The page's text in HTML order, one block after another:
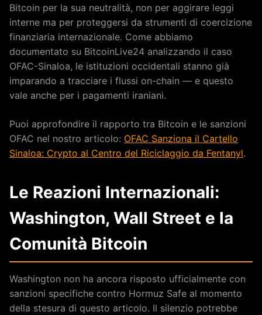
Bitcoin per la sua neutralità, non per aggirare leggi
interne ma per proteggersi da strumenti di coercizione
finanziaria internazionale. Come abbiamo
documentato su BitcoinLive24 analizzando il caso
OFAC-Sinaloa, le istituzioni occidentali stanno già
imparando a tracciare i flussi on-chain — e questo
vale anche per i pagamenti iraniani.
Puoi approfondire il rapporto tra Bitcoin e le sanzioni
OFAC nel nostro articolo: OFAC Sanziona il Cartello
Sinaloa: Crypto al Centro del Riciclaggio da Fentanyl.
Le Reazioni Internazionali:
Washington, Wall Street e la
Comunità Bitcoin
Washington non ha ancora risposto ufficialmente con
sanzioni specifiche contro Hormuz Safe al momento
della stesura di questo articolo. Il silenzio potrebbe